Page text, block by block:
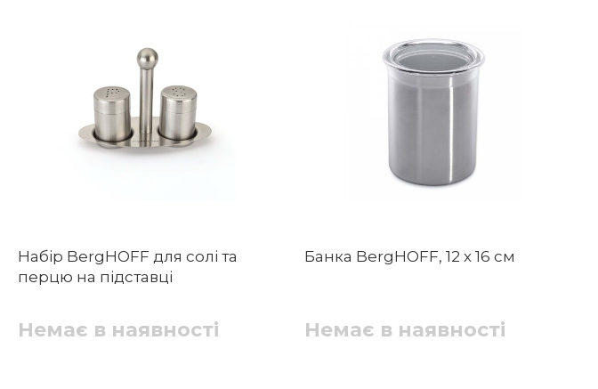
Набір BergHOFF для солі та
перцю на підставці
Немає в наявності
Банка BergHOFF, 12 х 16 см
Немає в наявності